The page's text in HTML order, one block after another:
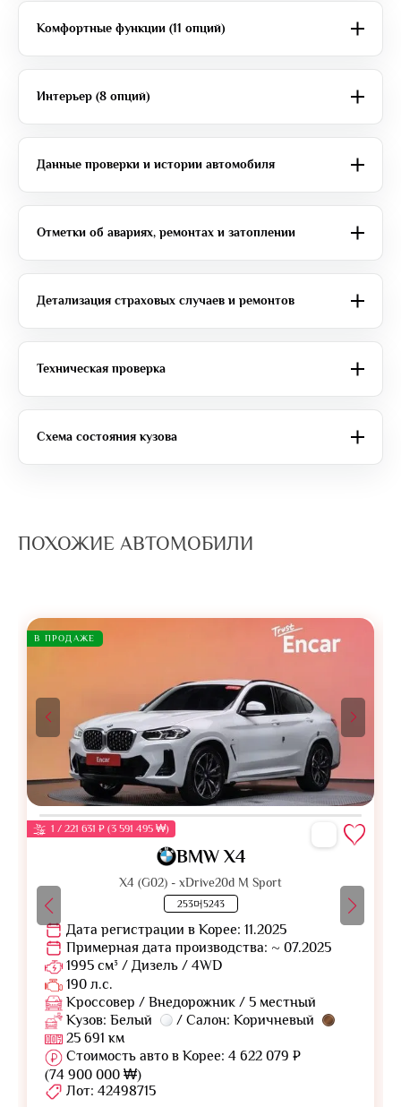
Комфортные функции (11 опций)
Интерьер (8 опций)
Данные проверки и истории автомобиля
Отметки об авариях, ремонтах и затоплении
Детализация страховых случаев и ремонтов
Техническая проверка
Схема состояния кузова
ПОХОЖИЕ АВТОМОБИЛИ
В ПРОДАЖЕ
1 / 221 631 ₽ (3 591 495 ₩)
BMW X4
X4 (G02) - xDrive20d M Sport
253머5243
Дата регистрации в Корее: 11.2025
Примерная дата производства: ~ 07.2025
1995 см³ / Дизель / 4WD
190 л.с.
Кроссовер / Внедорожник / 5 местный
Кузов: Белый
/ Салон: Коричневый
25 691 км
Стоимость авто в Корее: 4 622 079 ₽
(74 900 000 ₩)
Лот: 42498715